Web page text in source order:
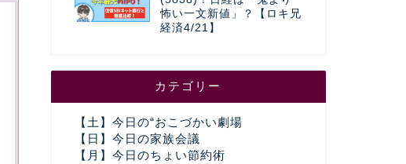
怖い一文新値」？【ロキ兄
経済4/21】
カテゴリー
【土】今日の“おこづかい劇場
【日】今日の家族会議
【月】今日のちょい節約術